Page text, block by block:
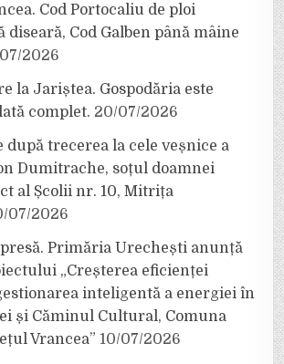
Cod Portocaliu de ploi
diseară, Cod Galben până mâine
2026
la Jariștea. Gospodăria este
complet. 20/07/2026
după trecerea la cele veșnice a
Dumitrache, soțul doamnei
al Școlii nr. 10, Mitrița
07/2026
Primăria Urechești anunță
„Creșterea eficienței
inteligentă a energiei în
și Căminul Cultural, Comuna
Vrancea” 10/07/2026